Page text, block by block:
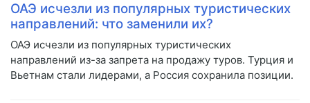
ОАЭ исчезли из популярных туристических
направлений: что заменили их?
ОАЭ исчезли из популярных туристических
направлений из-за запрета на продажу туров. Турция и
Вьетнам стали лидерами, а Россия сохранила позиции.